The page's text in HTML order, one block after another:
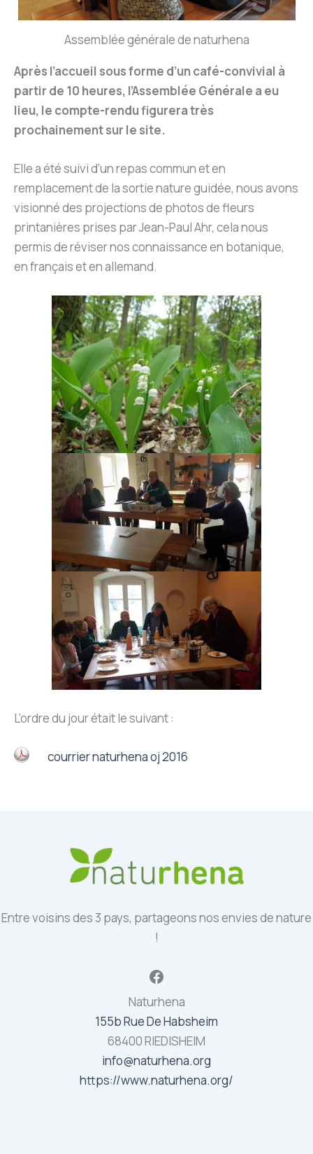
Assemblée générale de naturhena
Après l’accueil sous forme d’un café-convivial à
partir de 10 heures, l’Assemblée Générale a eu
lieu, le compte-rendu figurera très
prochainement sur le site.
Elle a été suivi d’un repas commun et en
remplacement de la sortie nature guidée, nous avons
visionné des projections de photos de fleurs
printanières prises par Jean-Paul Ahr, cela nous
permis de réviser nos connaissance en botanique,
en français et en allemand.
L’ordre du jour était le suivant :
courrier naturhena oj 2016
Entre voisins des 3 pays, partageons nos envies de nature
!
Facebook
Naturhena
155b Rue De Habsheim
68400 RIEDISHEIM
info@naturhena.org
https://www.naturhena.org/